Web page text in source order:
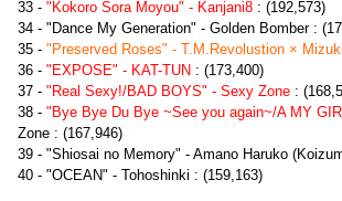
33 - "Kokoro Sora Moyou" - Kanjani8 : (192,573)
34 - "Dance My Generation" - Golden Bomber :
35 - "Preserved Roses" - T.M.Revolustion ×
36 - "EXPOSE" - KAT-TUN : (173,400)
37 - "Real Sexy!/BAD BOYS" - Sexy Zone :
38 - "Bye Bye Du Bye ~See you again~/A MY
Zone : (167,946)
39 - "Shiosai no Memory" - Amano Haruko
40 - "OCEAN" - Tohoshinki : (159,163)